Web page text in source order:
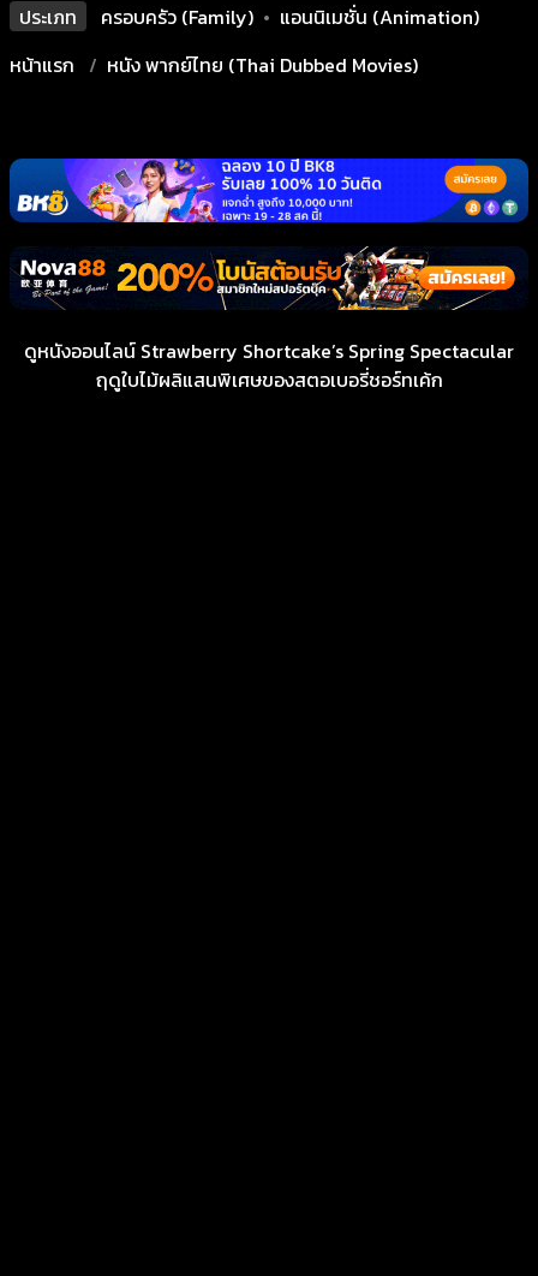
ประเภท
ครอบครัว (Family) • แอนนิเมชั่น (Animation)
หน้าแรก
หนัง พากย์ไทย (Thai Dubbed Movies)
ดูหนังออนไลน์ Strawberry Shortcake’s Spring Spectacular
ฤดูใบไม้ผลิแสนพิเศษของสตอเบอรี่ชอร์ทเค้ก